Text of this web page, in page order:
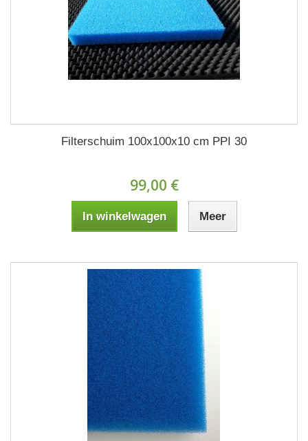
Filterschuim 100x100x10 cm PPI 30
99,00 €
In winkelwagen Meer